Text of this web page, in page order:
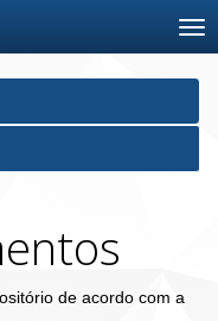
de acordo com a